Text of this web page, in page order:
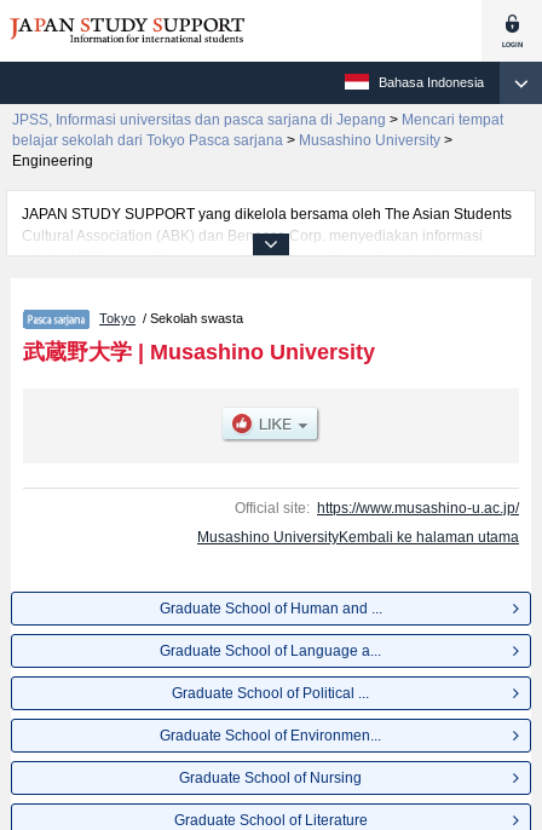
Bahasa Indonesia
JPSS, Informasi universitas dan pasca sarjana di Jepang > Mencari tempat
belajar sekolah dari Tokyo Pasca sarjana > Musashino University >
Engineering
JAPAN STUDY SUPPORT yang dikelola bersama oleh The Asian Students
Cultural Association (ABK) dan Benesse Corp. menyediakan informasi
sekitar 1300 universitas, pascasarjana, universitas yunior, akademi
informasi per jurusan riset seperti %% research %%, serta berbagai
informasi yang berguna bagi mahasiswa(i) mancanegara seperti kuota
untuk jumlah pendaftar dan jumlah kelulusan ujian masuk mahasiswa(i)
jalan, dan lainnya. Silakan memanfaatkannya.
Tokyo / Sekolah swasta
武蔵野大学| Musashino University
Official site: https://www.musashino-u.ac.jp/
Musashino UniversityKembali ke halaman utama
Graduate School of Human and ...
Graduate School of Language a...
Graduate School of Political ...
Graduate School of Environmen...
Graduate School of Nursing
Graduate School of Literature